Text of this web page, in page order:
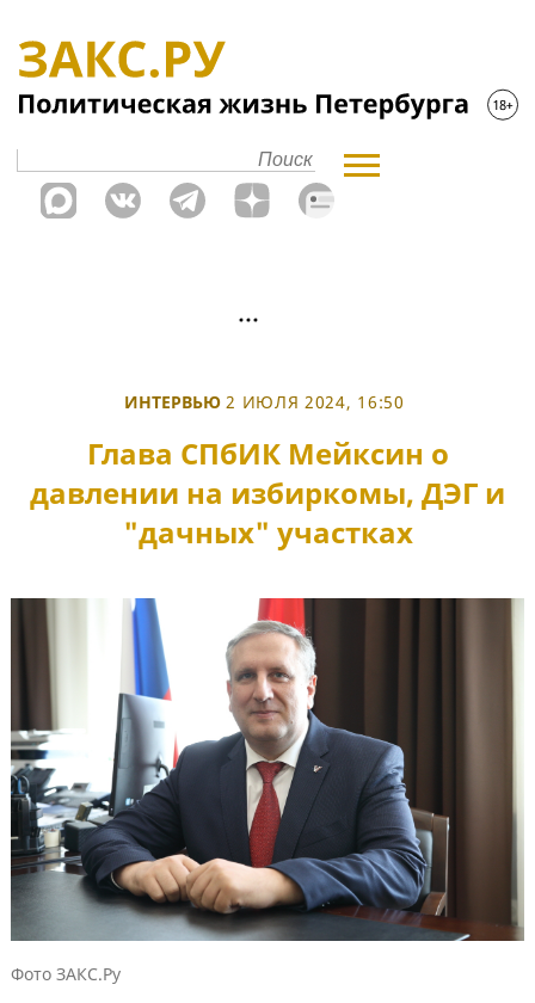
ИНТЕРВЬЮ 2 ИЮЛЯ 2024, 16:50
Глава СПбИК Мейксин о
давлении на избиркомы, ДЭГ и
"дачных" участках
Фото ЗАКС.Ру